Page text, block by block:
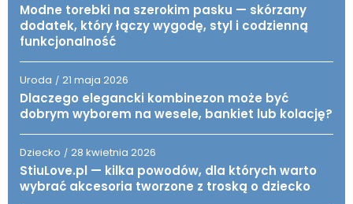
Modne torebki na szerokim pasku — skórzany
dodatek, który łączy wygodę, styl i codzienną
funkcjonalność
Uroda / 21 maja 2026
Dlaczego elegancki kombinezon może być
dobrym wyborem na wesele, bankiet lub kolację?
Dziecko / 28 kwietnia 2026
StiuLove.pl — kilka powodów, dla których warto
wybrać akcesoria tworzone z troską o dziecko